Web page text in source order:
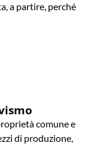
a partire, perché
comune e
di produzione,